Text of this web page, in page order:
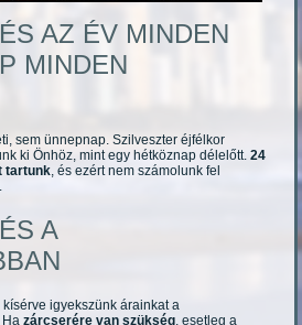
AZ ÉV MINDEN
MINDEN
sem ünnepnap. Szilveszter éjfélkor
ki Önhöz, mint egy hétköznap délelőtt.24
tartunk, és ezért nem számolunk fel
A
igyekszünk árainkat a
Hazárcserére van szükség, esetleg a